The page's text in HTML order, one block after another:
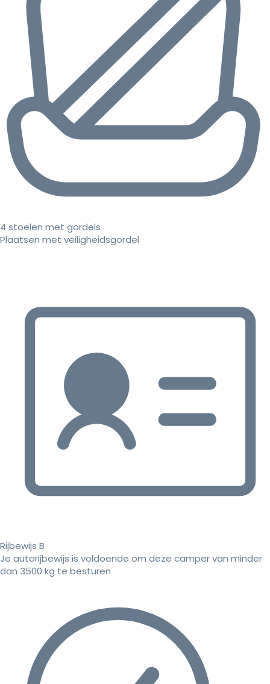
4 stoelen met gordels
Plaatsen met veiligheidsgordel
Rijbewijs B
Je autorijbewijs is voldoende om deze camper van minder
dan 3500 kg te besturen